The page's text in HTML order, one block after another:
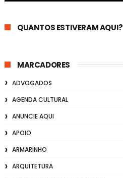
QUANTOS ESTIVERAM AQUI?
MARCADORES
ADVOGADOS
AGENDA CULTURAL
ANUNCIE AQUI
APOIO
ARMARINHO
ARQUITETURA